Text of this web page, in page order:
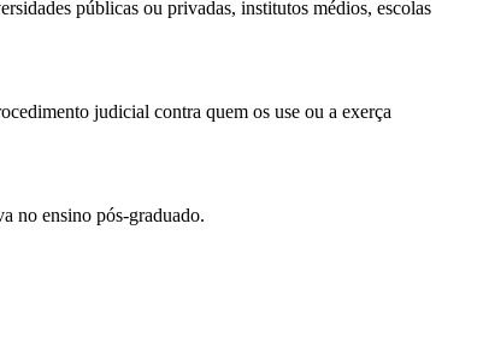
públicas ou privadas, institutos médios, escolas
judicial contra quem os use ou a exerça
no ensino pós-graduado.